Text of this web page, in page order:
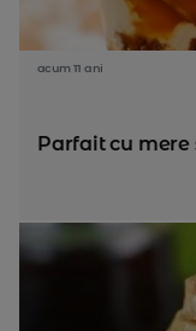
acum 11 ani
Parfait cu mere